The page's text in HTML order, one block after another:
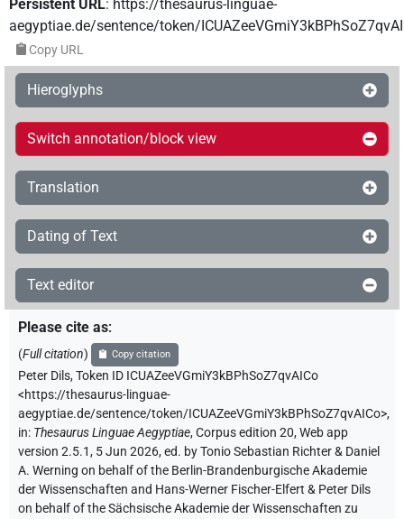
Persistent URL: https://thesaurus-linguae-
aegyptiae.de/sentence/token/
Copy URL
Hieroglyphs
Switch annotation/block view
Translation
Dating of Text
Text editor
Please cite as:
(Full citation) Copy citation
Peter Dils,Token ID ICUAZeeVGmiY3kBPhSoZ7qvAICo
<https://thesaurus-linguae-
aegyptiae.de/sentence/token/ICUAZeeVGmiY3kBPhSoZ7qvAICo>,
in: Thesaurus Linguae Aegyptiae,Corpus edition 20, Web app
version 2.5.1, 5 Jun 2026, ed. by Tonio Sebastian Richter & Daniel
A. Werning on behalf of the Berlin-Brandenburgische Akademie
der Wissenschaften and Hans-Werner Fischer-Elfert & Peter Dils
on behalf of the Sächsische Akademie der Wissenschaften zu